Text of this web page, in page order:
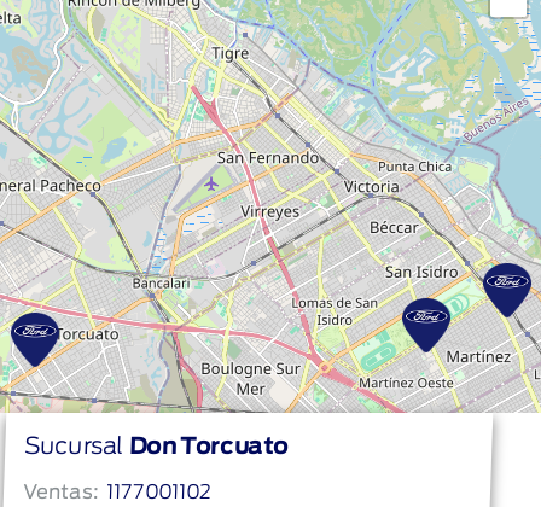
Sucursal Don Torcuato
Ventas: 1177001102